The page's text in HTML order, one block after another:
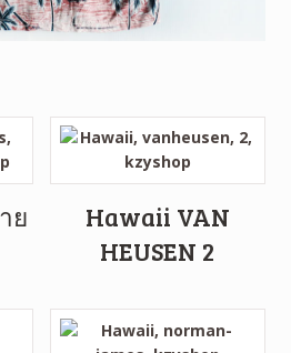
ย
Hawaii VAN
HEUSEN 2